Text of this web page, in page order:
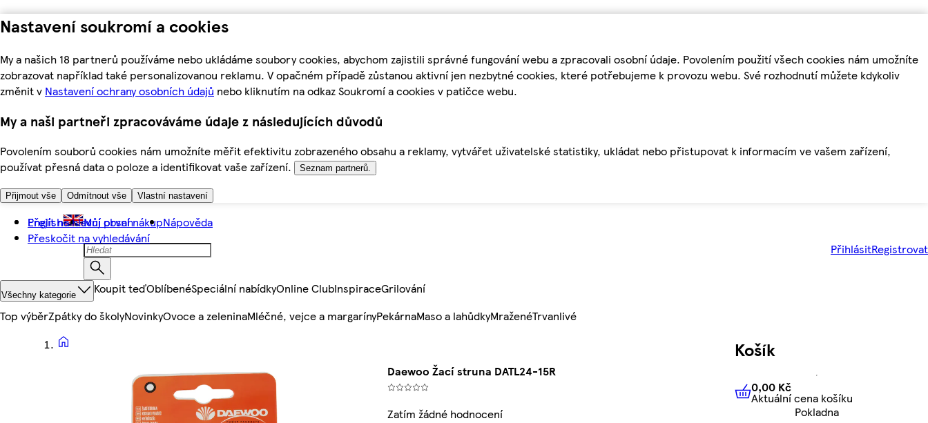
Nastavení soukromí a cookies
My a našich 18 partnerů používáme nebo ukládáme soubory cookies, abychom zajistili správné fungování webu a zpracovali osobní údaje. Povolením použití všech cookies nám umožníte
zobrazovat například také personalizovanou reklamu. V opačném případě zůstanou aktivní jen nezbytné cookies, které potřebujeme k provozu webu. Své rozhodnutí můžete kdykoliv
změnit v Nastavení ochrany osobních údajů nebo kliknutím na odkaz Soukromí a cookies v patičce webu.
My a naši partneři zpracováváme údaje z následujících důvodů
Povolením souborů cookies nám umožníte měřit efektivitu zobrazeného obsahu a reklamy, vytvářet uživatelské statistiky, ukládat nebo přistupovat k informacím ve vašem zařízení,
používat přesná data o poloze a identifikovat vaše zařízení.
Seznam partnerů.
Přijmout vše Odmítnout vše Vlastní nastavení
Přejít na hlavní obsah
Přeskočit na vyhledávání
English Můj první nákupNápověda
PřihlásitRegistrovat
Všechny kategorie Koupit teďOblíbenéSpeciální nabídkyOnline ClubInspiraceGrilování
Top výběrZpátky do školyNovinkyOvoce a zeleninaMléčné, vejce a margarínyPekárnaMaso a lahůdkyMraženéTrvanlivé
Daewoo Žací struna DATL24-15R
Zatím žádné hodnocení
Košík
0,00 KčAktuální cena košíku
0,00 Kč
Aktuální cena košíku
Pokladna